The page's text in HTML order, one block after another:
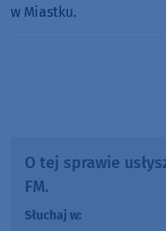
w Miastku.
O tej sprawie
FM.
Słuchaj w: